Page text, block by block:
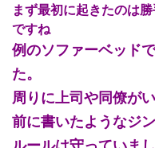
まず最初に起きたのは
ですね
例のソファーベッド
た。
周りに上司や同僚が
前に書いたようなジ